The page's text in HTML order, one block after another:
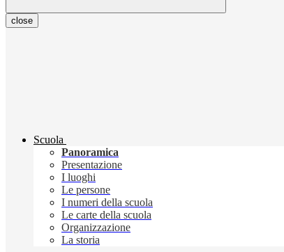
close
Scuola
Panoramica
Presentazione
I luoghi
Le persone
I numeri della scuola
Le carte della scuola
Organizzazione
La storia